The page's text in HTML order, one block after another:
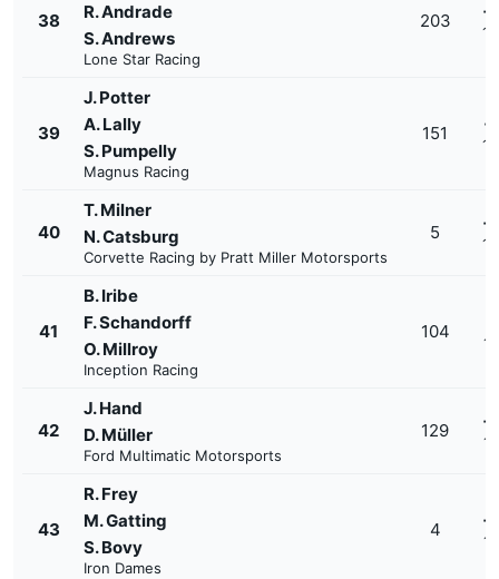
38
R. Andrade
S. Andrews
Lone Star Racing
203
39
J. Potter
A. Lally
S. Pumpelly
Magnus Racing
151
40
T. Milner
N. Catsburg
Corvette Racing by Pratt Miller Motorsports
5
41
B. Iribe
F. Schandorff
O. Millroy
Inception Racing
104
42
J. Hand
D. Müller
Ford Multimatic Motorsports
129
43
R. Frey
M. Gatting
S. Bovy
Iron Dames
4